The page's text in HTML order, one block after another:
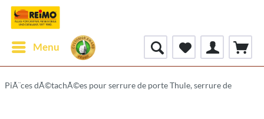
Menu
PiÃ¨ces dÃ©tachÃ©es pour serrure de porte Thule, serrure de